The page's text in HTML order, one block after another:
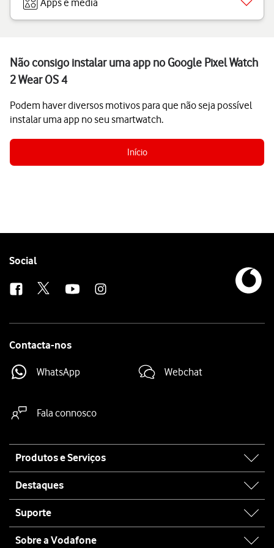
Apps e media
Não consigo instalar uma app no Google Pixel Watch
2 Wear OS 4
Podem haver diversos motivos para que não seja possível
instalar uma app no seu smartwatch.
Início
Follow
Social
Contacta-nos
WhatsApp Webchat
Fala connosco
map
Produtos e Serviços
Destaques
Suporte
Sobre a Vodafone